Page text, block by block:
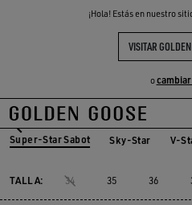
¡Hola! Estás en nuestro
VISITAR
o
THE
Sneakers Super-Star Sabot
SUPER-STAR SABOT
Super-Star Sabot Sky-Star V-
TALLA: 34 35 36